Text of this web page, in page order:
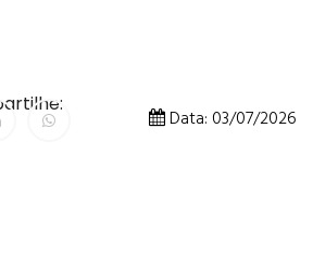
Data: 03/07/2026